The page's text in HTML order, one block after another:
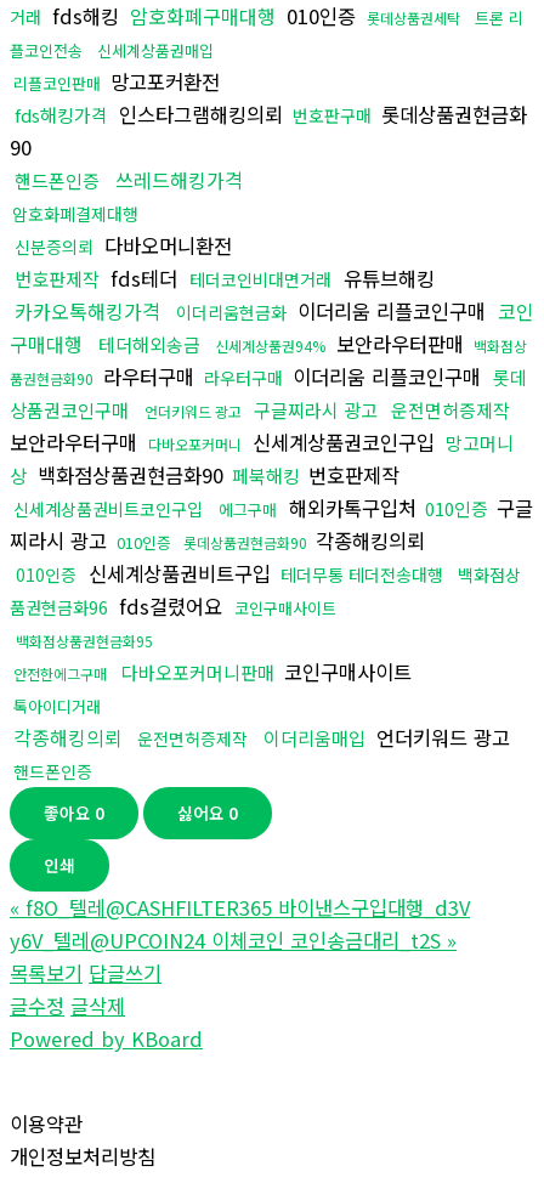
거래 fds해킹 암호화폐구매대행 010인증 롯데상품권세탁
트론 리
플코인전송
신세계상품권매입
리플코인판매 망고포커환전
fds해킹가격 인스타그램해킹의뢰 번호판구매 롯데상품권현금화
90
핸드폰인증 쓰레드해킹가격
암호화폐결제대행
신분증의뢰 다바오머니환전
번호판제작 fds테더 테더코인비대면거래 유튜브해킹
카카오톡해킹가격
이더리움현금화 이더리움 리플코인구매 코인
구매대행
테더해외송금 신세계상품권94% 보안라우터판매
백화점상
품권현금화90 라우터구매 라우터구매 이더리움 리플코인구매 롯데
상품권코인구매
언더키워드 광고 구글찌라시 광고 운전면허증제작
보안라우터구매 다바오포커머니 신세계상품권코인구입 망고머니
상 백화점상품권현금화90 페북해킹 번호판제작
신세계상품권비트코인구입 에그구매 해외카톡구입처 010인증 구글
찌라시 광고 010인증 롯데상품권현금화90 각종해킹의뢰
010인증 신세계상품권비트구입 테더무통 테더전송대행
백화점상
품권현금화96 fds걸렸어요 코인구매사이트
백화점상품권현금화95
안전한에그구매
다바오포커머니판매 코인구매사이트
톡아이디거래
각종해킹의뢰 운전면허증제작 이더리움매입 언더키워드 광고
핸드폰인증
좋아요 0 싫어요 0
인쇄
« f8O_텔레@CASHFILTER365 바이낸스구입대행_d3V
y6V_텔레@UPCOIN24 이체코인 코인송금대리_t2S »
목록보기 답글쓰기
글수정 글삭제
Powered by KBoard
이용약관
개인정보처리방침